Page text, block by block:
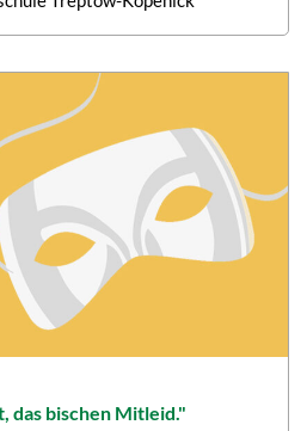
das bischen Mitleid."